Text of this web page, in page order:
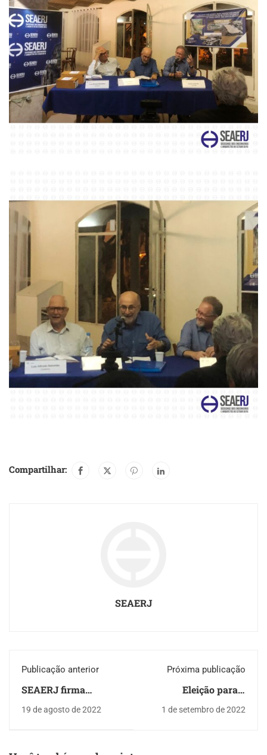
Compartilhar:
SEAERJ
Publicação anterior
SEAERJ firma
para qualificar ainda
19 de agosto de 2022
Próxima publicação
Eleição para o
Administração do
1 de setembro de 2022